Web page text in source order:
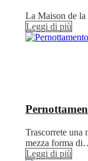
La Maison de
Leggi di più
Trascorrete una
mezza forma
Leggi di più